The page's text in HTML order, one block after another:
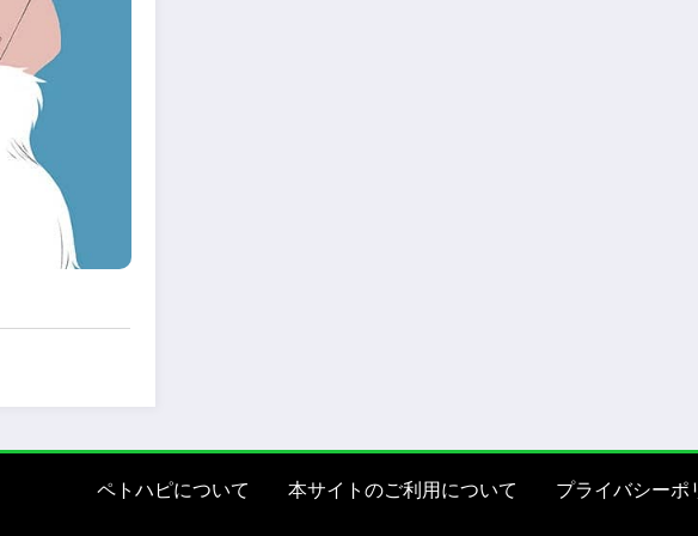
ペトハピについて 本サイトのご利用について プライバシーポ